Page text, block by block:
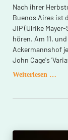
Nach ihrer
Buenos Aires ist
JIP (Ulrike
hören. Am 11.
Ackermannshof
John Cage's
Weiterlesen …